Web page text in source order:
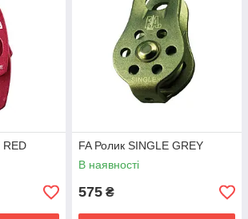
RED
FA Ролик SINGLE GREY
В наявності
575 ₴